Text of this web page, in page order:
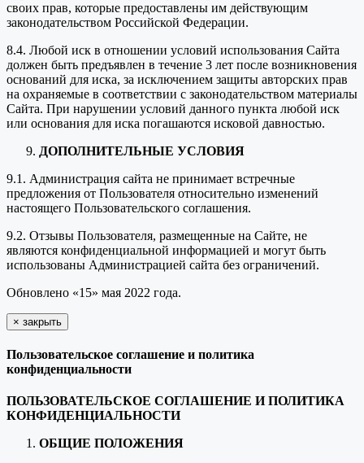
своих прав, которые предоставлены им действующим
законодательством Российской Федерации.
8.4. Любой иск в отношении условий использования Сайта
должен быть предъявлен в течение 3 лет после возникновения
оснований для иска, за исключением защиты авторских прав
на охраняемые в соответствии с законодательством материалы
Сайта. При нарушении условий данного пункта любой иск
или основания для иска погашаются исковой давностью.
ДОПОЛНИТЕЛЬНЫЕ УСЛОВИЯ
9.1. Администрация сайта не принимает встречные
предложения от Пользователя относительно изменений
настоящего Пользовательского соглашения.
9.2. Отзывы Пользователя, размещенные на Сайте, не
являются конфиденциальной информацией и могут быть
использованы Администрацией сайта без ограничений.
Обновлено «15» мая 2022 года.
× закрыть
Пользовательское соглашение и политика
конфиденциальности
ПОЛЬЗОВАТЕЛЬСКОЕ СОГЛАШЕНИЕ И ПОЛИТИКА
КОНФИДЕНЦИАЛЬНОСТИ
ОБЩИЕ ПОЛОЖЕНИЯ